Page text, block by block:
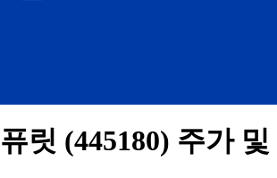
퓨릿 (445180) 주가